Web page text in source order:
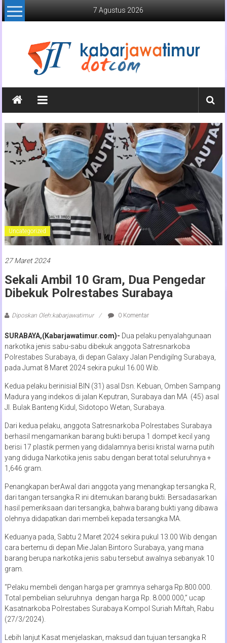
Lompat
ke
7 Agustus 2026
Kabar
Jawa
Timur
Media
Online
Timur
Uncategorized
27 Maret 2024
Sekali Ambil 10 Gram, Dua Pengedar
Dibekuk Polrestabes Surabaya
Diposkan Oleh:kabarjawatimur 0 Komentar
SURABAYA,(Kabarjawatimur.com)- Dua pelaku penyalahgunaan
narkotika jenis sabu-sabu dibekuk anggota Satresnarkoba
Polrestabes Surabaya, di depan Galaxy Jalan Pendigilng Surabaya,
pada Jumat 8 Maret 2024 sekira pukul 16.00 Wib.
Kedua pelaku berinisial BIN (31) asal Dsn. Kebuan, Omben Sampang
Madura yang indekos di jalan Keputran, Surabaya dan MA (45) asal
Jl. Bulak Banteng Kidul, Sidotopo Wetan, Surabaya.
Dari kedua pelaku, anggota Satresnarkoba Polrestabes Surabaya
berhasil mengamankan barang bukti berupa 1 dompet kecil yang
berisi 17 plastik permen yang didalamnya berisi kristal warna putih
yang diduga Narkotika jenis sabu dengan berat total seluruhnya +
1,646 gram.
Penangkapan berAwal dari anggota yang menangkap tersangka R,
dari tangan tersangka R ini ditemukan barang bukti. Bersadasarkan
hasil pemeriksaan dari tersangka, bahwa barang bukti yang dibawa
olehnya didapatkan dari membeli kepada tersangka MA.
Keduanya pada, Sabtu 2 Maret 2024 sekira pukul 13.00 Wib dengan
cara bertemu di depan Mie Jalan Bintoro Surabaya, yang mana
barang berupa narkotika jenis sabu tersebut awalnya sebanyak 10
gram.
“Pelaku membeli dengan harga per gramnya seharga Rp.800.000.
Total pembelian seluruhnya dengan harga Rp. 8.000.000,” ucap
Kasatnarkoba Polrestabes Surabaya Kompol Suriah Miftah, Rabu
(27/3/2024).
Lebih lanjut Kasat menjelaskan, maksud dan tujuan tersangka R